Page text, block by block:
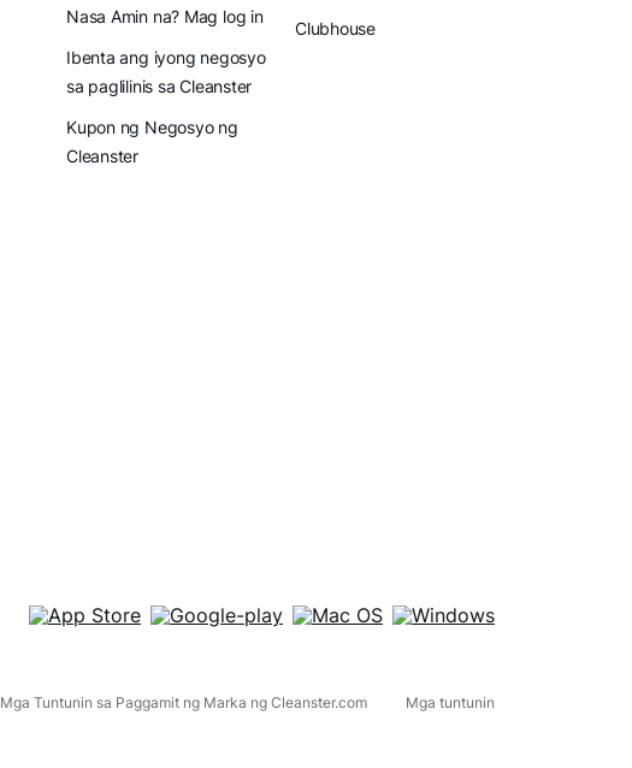
Nasa Amin na? Mag log in
Ibenta ang iyong negosyo
sa paglilinis sa Cleanster
Kupon ng Negosyo ng
Cleanster
Clubhouse
Mga Tuntunin sa Paggamit ng Marka ng Cleanster.com Mga tuntunin